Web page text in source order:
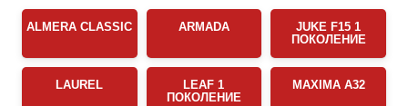
ALMERA CLASSIC ARMADA
JUKE F15 1
ПОКОЛЕНИЕ
LAUREL
LEAF 1
ПОКОЛЕНИЕ
MAXIMA A32